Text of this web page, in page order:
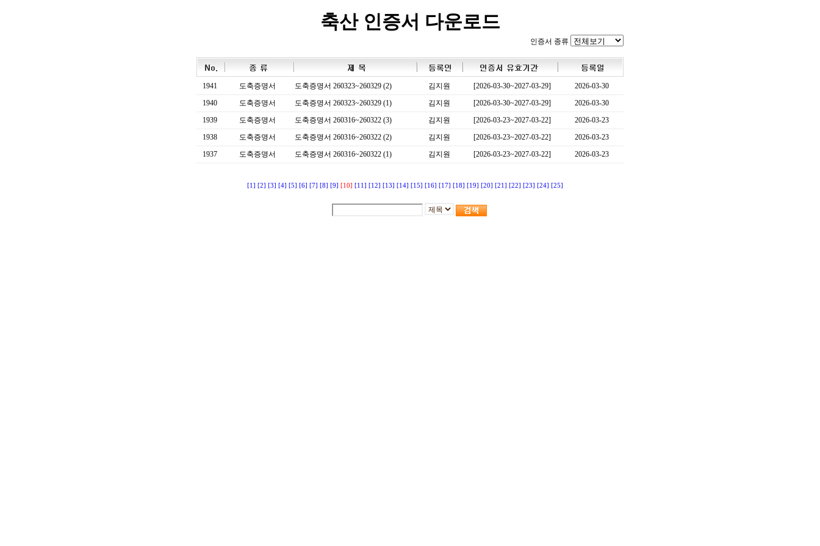
축산 인증서 다운로드
인증서 종류
1941 도축증명서 도축증명서 260323~260329 (2) 김지원 [2026-03-30~2027-03-29]
2026-03-30
1940
도축증명서 도축증명서 260323~260329 (1) 김지원 [2026-03-30~2027-03-29]
2026-03-30
1939
도축증명서 도축증명서 260316~260322 (3) 김지원 [2026-03-23~2027-03-22]
2026-03-23
1938
도축증명서 도축증명서 260316~260322 (2) 김지원 [2026-03-23~2027-03-22]
2026-03-23
1937
도축증명서 도축증명서 260316~260322 (1) 김지원 [2026-03-23~2027-03-22] 2026-03-23
[1] [2] [3] [4] [5] [6] [7] [8] [9] [10] [11] [12] [13] [14] [15] [16] [17] [18] [19] [20] [21] [22] [23] [24] [25]